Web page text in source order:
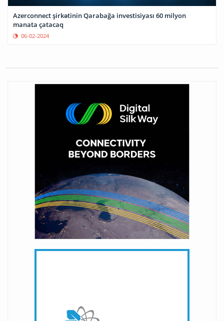
Azerconnect şirkətinin Qarabağa investisiyası 60 milyon
manata çatacaq
06-02-2024